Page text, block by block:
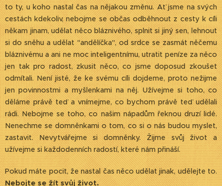
to ty, u koho nastal čas na nějakou změnu. Ať jsme na svých
cestách kdekoliv, nebojme se občas odběhnout z cesty k cíli
někam jinam, udělat něco bláznivého, splnit si jiný sen, lehnout
si do sněhu a udělat "andělíčka", od srdce se zasmát něčemu
bláznivému a ani ne moc inteligentnímu, utratit peníze za něco
jen tak pro radost, zkusit něco, co jsme doposud zkoušet
odmítali. Není jisté, že ke svému cíli dojdeme, proto nežijme
jen povinnostmi a myšlenkami na něj. Užívejme si toho, co
děláme právě teď a vnímejme, co bychom právě teď udělali
rádi. Nebojme se toho, co našim nápadům řeknou druzí lidé.
Nenechme se domněnkami o tom, co si o nás budou myslet,
zastavit. Nevytvářejme si domněnky. Žijme svůj život a
užívejme si každodenních radostí, které nám přináší.
Pokud máte pocit, že nastal čas něco udělat jinak, udělejte to.
Nebojte se žít svůj život.